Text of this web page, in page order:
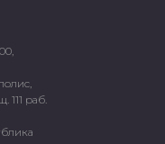
111 раб.